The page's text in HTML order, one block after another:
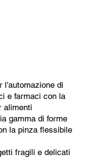
l'automazione di
e farmaci con la
alimenti
gamma di forme
la pinza flessibile
fragili e delicati